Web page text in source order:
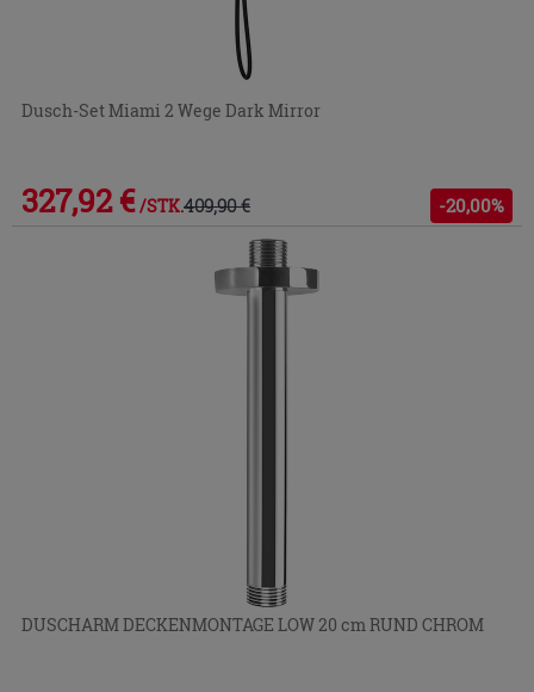
Dusch-Set Miami 2 Wege Dark Mirror
327,92 € /STK.409,90 € -20,00%
DUSCHARM DECKENMONTAGE LOW 20 cm RUND CHROM